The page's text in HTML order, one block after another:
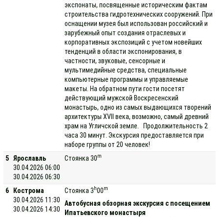
экспонаты, посвященные историческим фактам
строительства гидротехнических сооружений. При
оснащении музея был использован российский и
зарубежный опыт создания отраслевых и
корпоративных экспозиций с учетом новейших
тенденций в области экспонирования, в
частности, звуковые, сенсорные и
мультимедийные средства, специальные
компьютерные программы и управляемые
макеты. На обратном пути гости посетят
действующий мужской Воскресенский
монастырь, одно из самых выдающихся творений
архитектуры XVII века, возможно, самый древний
храм на Угличской земле. Продолжительность 2
часа 30 минут. Экскурсия предоставляется при
наборе группы от 20 человек!
5
Ярославль
30.04.2026 06:00
30.04.2026 06:30
Стоянка 30m
6
Кострома
30.04.2026 11:30
30.04.2026 14:30
Стоянка 3 h00m
Автобусная обзорная экскурсия с посещением
Ипатьевского монастыря